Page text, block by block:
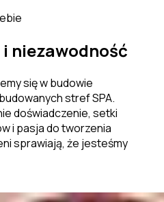
niezawodność
się w budowie
stref SPA.
doświadczenie, setki
i pasja do tworzenia
sprawiają, że jesteśmy